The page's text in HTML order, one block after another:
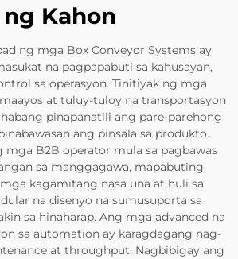
ng Kahon
ng mga Box Conveyor Systems ay
na pagpapabuti sa kahusayan,
sa operasyon. Tinitiyak ng mga
at tuluy-tuloy na transportasyon
pinapanatili ang pare-parehong
ang pinsala sa produkto.
mga B2B operator mula sa pagbawas
sa manggagawa, mapabuting
kagamitang nasa una at huli sa
na disenyo na sumusuporta sa
sa hinaharap. Ang mga advanced na
sa automation ay karagdagang nag-
at throughput. Nagbibigay ang